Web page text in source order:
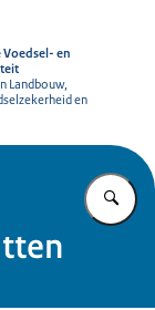
Voedsel- en
Landbouw,
en